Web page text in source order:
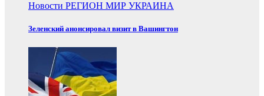
Новости РЕГИОН МИР УКРАИНА
Зеленский анонсировал визит в Вашингтон